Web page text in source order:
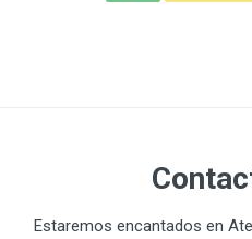
Estaremos encantados en